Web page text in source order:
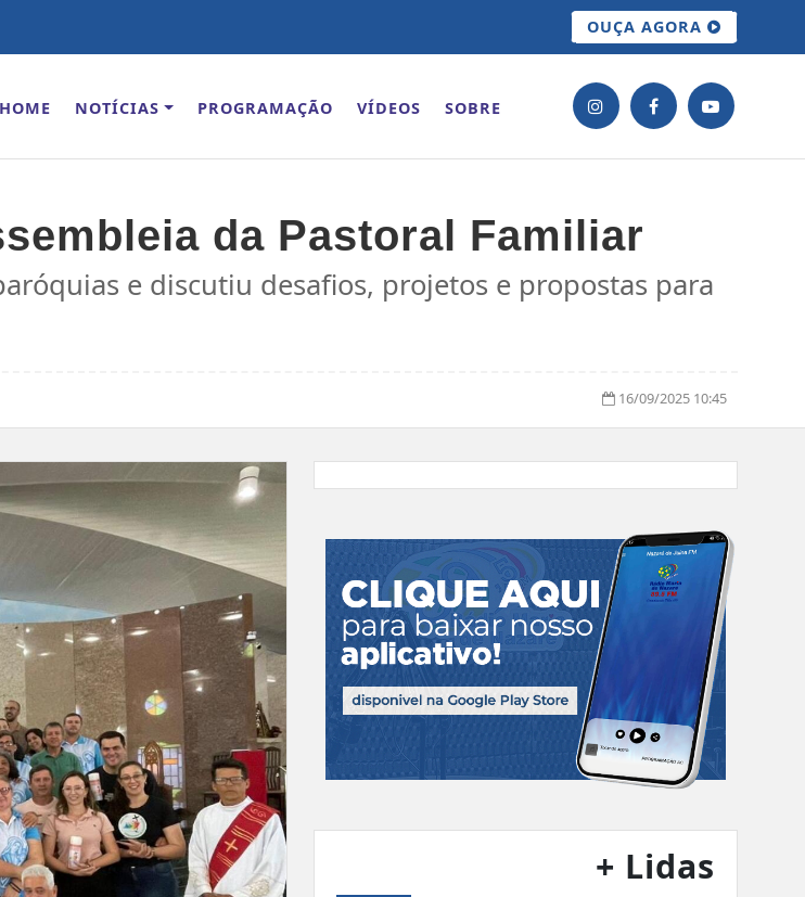
OUÇA AGORA
HOME NOTÍCIAS PROGRAMAÇÃO VÍDEOS SOBRE
da Pastoral Familiar
e discutiu desafios, projetos e propostas para
16/09/2025 10:45
+ Lidas